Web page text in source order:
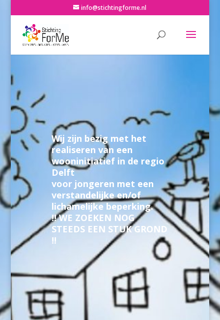
info@stichtingforme.nl
Wij zijn bezig met het
realiseren van een
wooninitiatief in de regio
Delft
voor jongeren met een
verstandelijke en/of
lichamelijke beperking.
!! WE ZOEKEN NOG
STEEDS EEN STUK GROND
!!